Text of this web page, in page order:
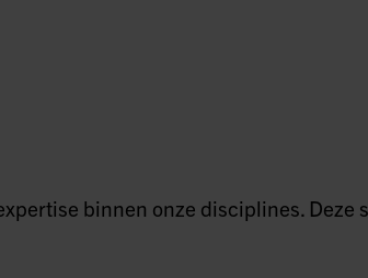
binnen onze disciplines. Deze